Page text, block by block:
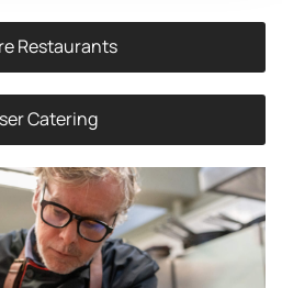
Restaurants
Catering